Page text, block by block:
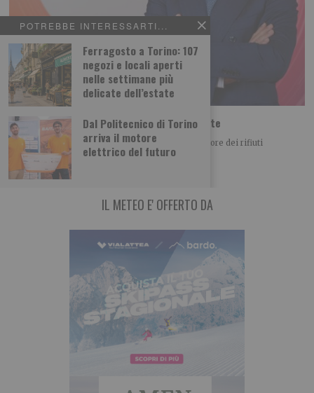
POTREBBE INTERESSARTI...
Ferragosto a Torino: 107
negozi e locali aperti
nelle settimane più
delicate dell’estate
Dal Politecnico di Torino
arriva il motore
elettrico del futuro
Iren Ambiente acquista il 66% di ETAmbiente
Iren Ambiente consolida il posizionamento nel settore dei rifiuti
acquistando il 66% di ETAmbiente società attiva
IL METEO E' OFFERTO DA